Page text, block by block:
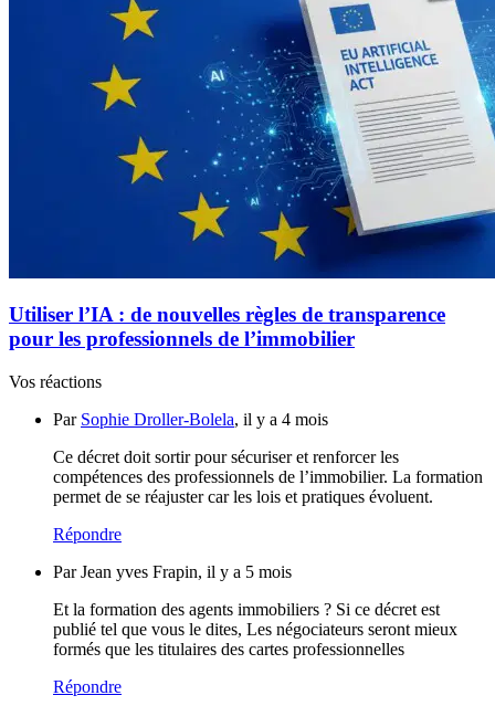
Utiliser l’IA : de nouvelles règles de transparence
pour les professionnels de l’immobilier
Vos réactions
Par Sophie Droller-Bolela, il y a 4 mois
Ce décret doit sortir pour sécuriser et renforcer les
compétences des professionnels de l’immobilier. La formation
permet de se réajuster car les lois et pratiques évoluent.
Répondre
Par Jean yves Frapin, il y a 5 mois
Et la formation des agents immobiliers ? Si ce décret est
publié tel que vous le dites, Les négociateurs seront mieux
formés que les titulaires des cartes professionnelles
Répondre